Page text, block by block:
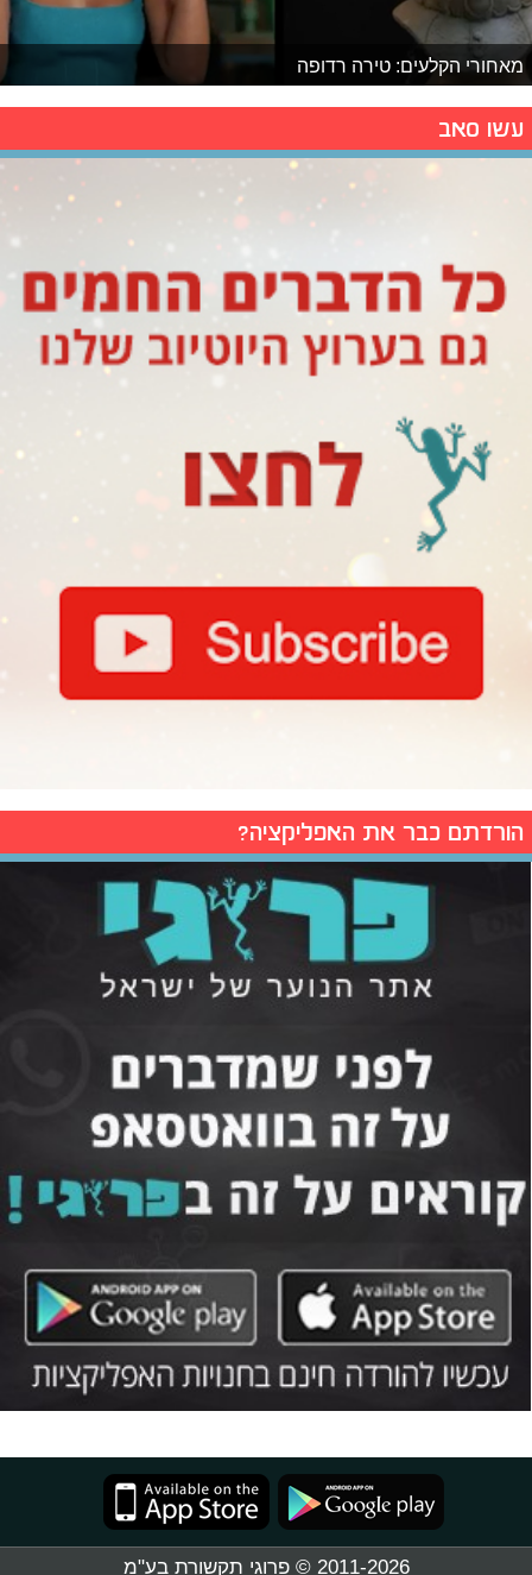
מאחורי הקלעים: טירה רדופה
עשו סאב
הורדתם כבר את האפליקציה?
2011-2026 © פרוגי תקשורת בע"מ